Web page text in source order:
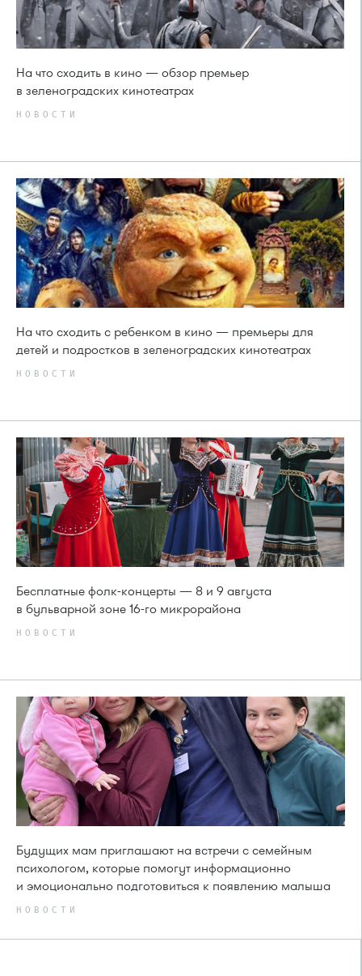
На что сходить в кино — обзор премьер
в зеленоградских кинотеатрах
НОВОСТИ
На что сходить с ребенком в кино — премьеры для
детей и подростков в зеленоградских кинотеатрах
НОВОСТИ
Бесплатные фолк-концерты — 8 и 9 августа
в бульварной зоне 16-го микрорайона
НОВОСТИ
Будущих мам приглашают на встречи с семейным
психологом, которые помогут информационно
и эмоционально подготовиться к появлению малыша
НОВОСТИ